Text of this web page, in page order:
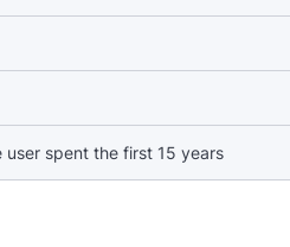
user spent the first 15 years